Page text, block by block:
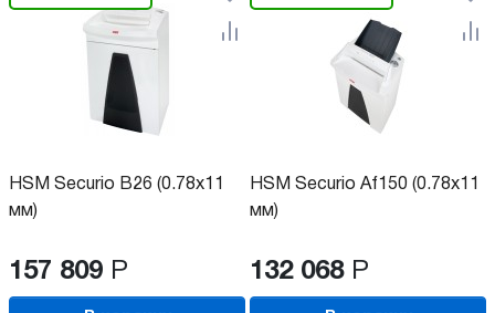
HSM Securio B26 (0.78x11
мм)
157 809 Р
HSM Securio Af150 (0.78x11
мм)
132 068 Р